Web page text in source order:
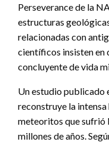
Perseverance de la
estructuras
relacionadas con
científicos insisten en
concluyente de vida
Un estudio publicado
reconstruye la
meteoritos que sufrió
millones de años.